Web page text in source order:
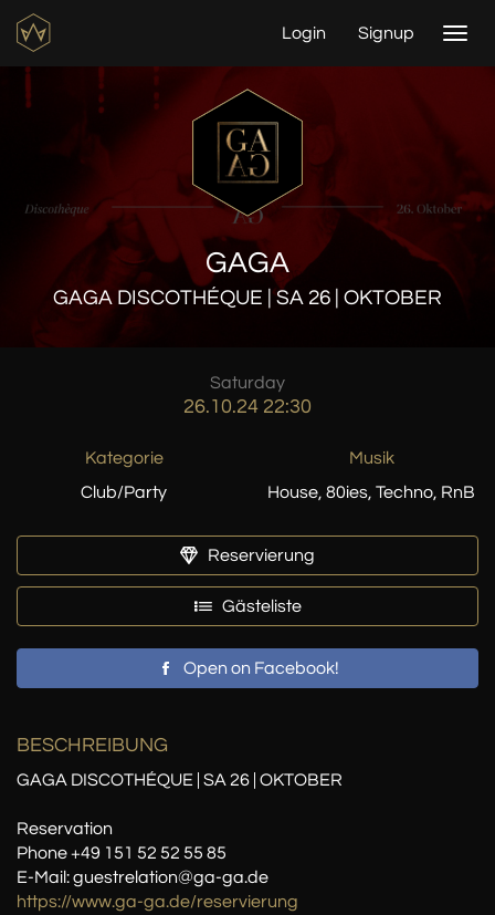
Login Signup
GAGA
GAGA DISCOTHÉQUE | SA 26 | OKTOBER
Saturday
26.10.24 22:30
Kategorie
Club/Party
Musik
House, 80ies, Techno, RnB
Reservierung
Gästeliste
Open on Facebook!
BESCHREIBUNG
GAGA DISCOTHÉQUE | SA 26 | OKTOBER
Reservation
Phone +49 151 52 52 55 85
E-Mail: guestrelation@ga-ga.de
https://www.ga-ga.de/reservierung